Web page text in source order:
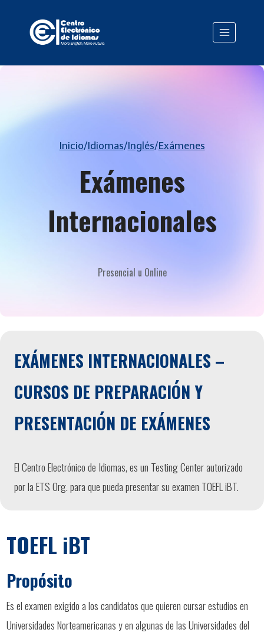
contenido
Inicio/Idiomas/Inglés/Exámenes
Exámenes
Internacionales
Presencial u Online
EXÁMENES INTERNACIONALES –
CURSOS DE PREPARACIÓN Y
PRESENTACIÓN DE EXÁMENES
El Centro Electrónico de Idiomas, es un Testing Center autorizado
por la ETS Org. para que pueda presentar su examen TOEFL iBT.
TOEFL iBT
Propósito
Es el examen exigido a los candidatos que quieren cursar estudios en
Universidades Norteamericanas y en algunas de las Universidades del